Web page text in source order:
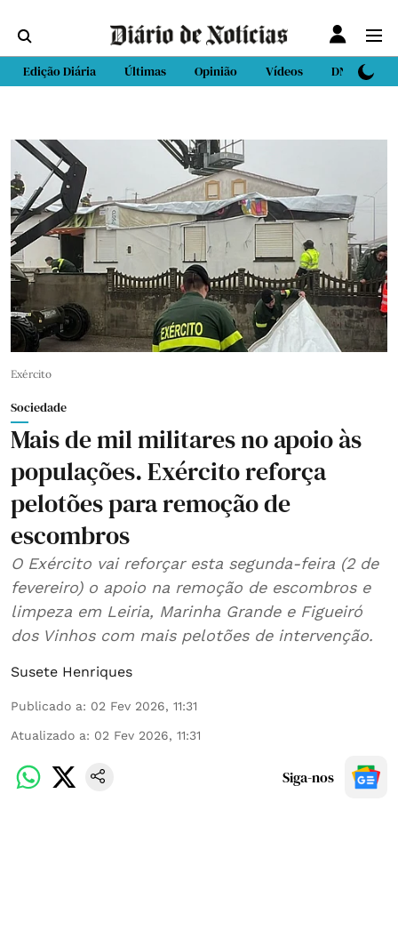
Edição Diária Últimas Opinião Vídeos DN Sport
Exército
Sociedade
Mais de mil militares no apoio às
populações. Exército reforça
pelotões para remoção de
escombros
O Exército vai reforçar esta segunda-feira (2 de
fevereiro) o apoio na remoção de escombros e
limpeza em Leiria, Marinha Grande e Figueiró
dos Vinhos com mais pelotões de intervenção.
Susete Henriques
Publicado a: 02 Fev 2026, 11:31
Atualizado a: 02 Fev 2026, 11:31
Siga-nos